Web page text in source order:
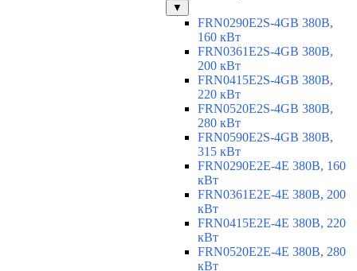
▼
FRN0290E2S-4GB 380В,
160 кВт
FRN0361E2S-4GB 380В,
200 кВт
FRN0415E2S-4GB 380В,
220 кВт
FRN0520E2S-4GB 380В,
280 кВт
FRN0590E2S-4GB 380В,
315 кВт
FRN0290E2E-4E 380В, 160
кВт
FRN0361E2E-4E 380В, 200
кВт
FRN0415E2E-4E 380В, 220
кВт
FRN0520E2E-4E 380В, 280
кВт